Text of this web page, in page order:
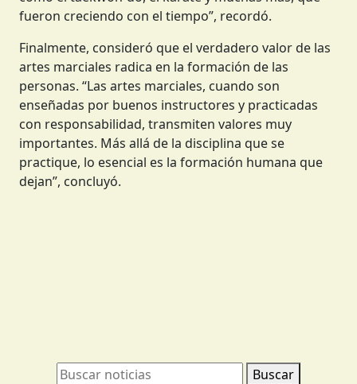
fueron creciendo con el tiempo”, recordó.
Finalmente, consideró que el verdadero valor de las
artes marciales radica en la formación de las
personas. “Las artes marciales, cuando son
enseñadas por buenos instructores y practicadas
con responsabilidad, transmiten valores muy
importantes. Más allá de la disciplina que se
practique, lo esencial es la formación humana que
dejan”, concluyó.
Buscar